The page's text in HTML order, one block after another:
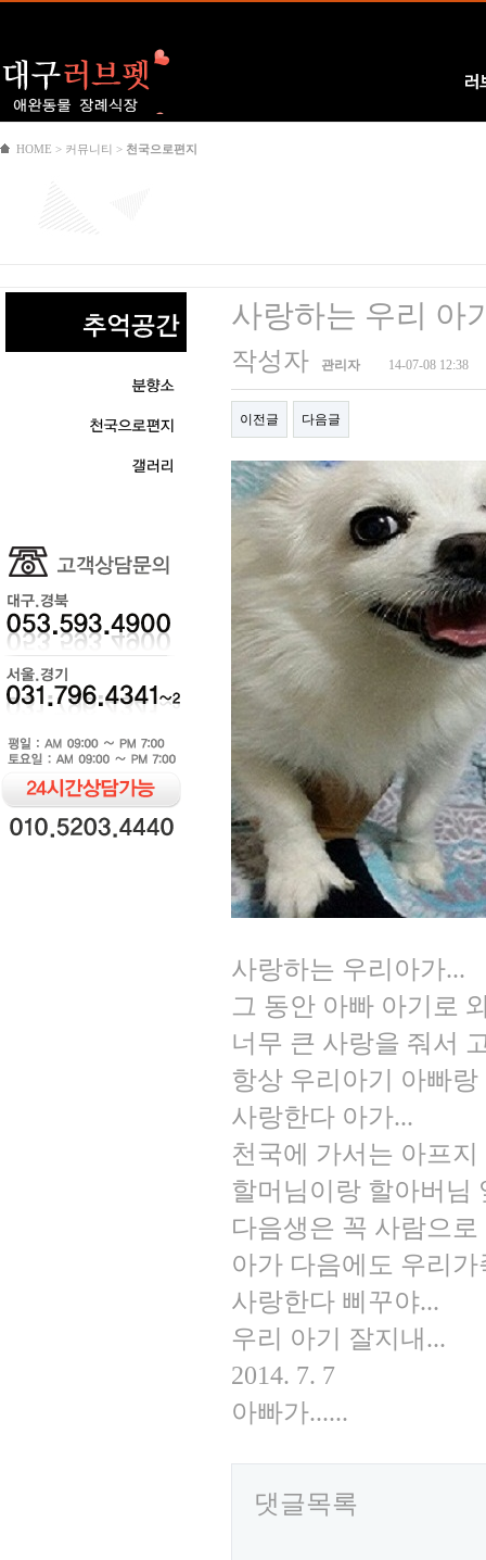
Logo
러
HOME > 커뮤니티 > 천국으로편지
사랑하는 우리 아
작성자 관리자 14-07-08 12:38
이전글 다음글
사랑하는 우리아가...
그 동안 아빠 아기로
너무 큰 사랑을 줘서
항상 우리아기 아빠
사랑한다 아가...
천국에 가서는 아프지
할머님이랑 할아버님
다음생은 꼭 사람으
아가 다음에도 우리
사랑한다 삐꾸야...
우리 아기 잘지내...
2014. 7. 7
아빠가......
댓글목록